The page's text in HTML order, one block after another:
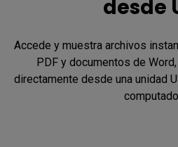
desde
Accede y muestra archivos
PDF y documentos de
directamente desde una unidad